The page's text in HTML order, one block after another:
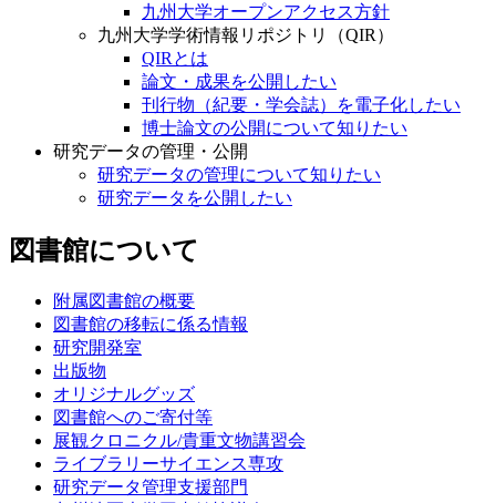
九州大学オープンアクセス方針
九州大学学術情報リポジトリ（QIR）
QIRとは
論文・成果を公開したい
刊行物（紀要・学会誌）を電子化したい
博士論文の公開について知りたい
研究データの管理・公開
研究データの管理について知りたい
研究データを公開したい
図書館について
附属図書館の概要
図書館の移転に係る情報
研究開発室
出版物
オリジナルグッズ
図書館へのご寄付等
展観クロニクル/貴重文物講習会
ライブラリーサイエンス専攻
研究データ管理支援部門